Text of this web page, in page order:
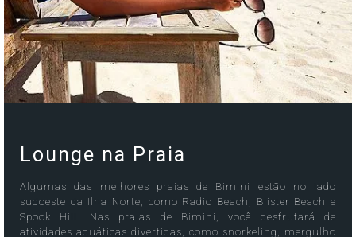
Lounge na Praia
Algumas das melhores praias de Bimini estão no lado
sudoeste da Ilha Norte, como Radio Beach, Blister Beach e
Spook Hill. Nas praias de Bimini, você desfrutará de
atividades aquáticas divertidas, como snorkeling, mergulho